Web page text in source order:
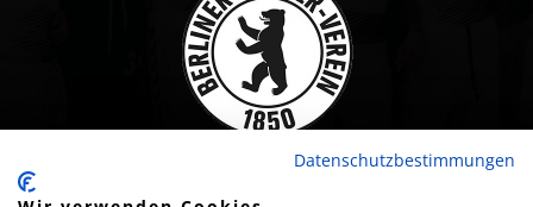
Datenschutzbestimmungen